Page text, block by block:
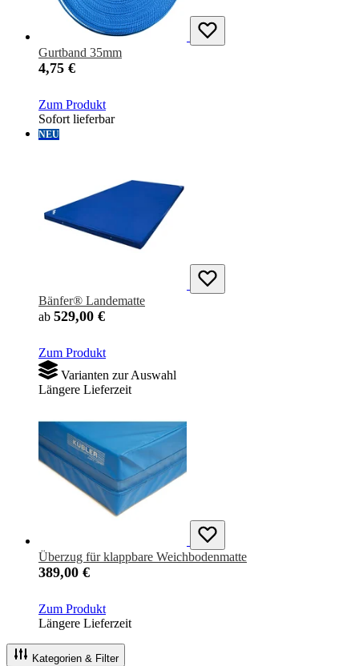
Gurtband 35mm
4,75 €
Zum Produkt
Sofort lieferbar
NEU
Bänfer® Landematte
ab 529,00 €
Zum Produkt
Varianten zur Auswahl
Längere Lieferzeit
Überzug für klappbare Weichbodenmatte
389,00 €
Zum Produkt
Längere Lieferzeit
Kategorien & Filter